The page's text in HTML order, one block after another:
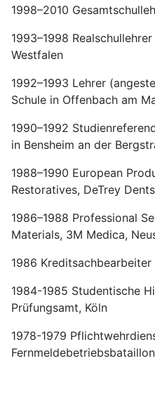
1998–2010
1993–1998
Westfalen
1992–1993 Lehrer
Schule in Offenbach am
1990–1992
in Bensheim an der
1988–1990 European
Restoratives, DeTrey
1986–1988 Professional
Materials, 3M Medica,
1986
1984-1985 Studentische
Prüfungsamt, Köln
1978-1979